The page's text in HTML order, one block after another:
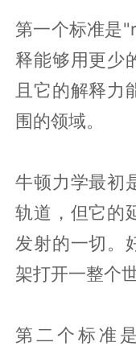
第一个标准是
释能够用更少
且它的解释力
围的领域。
牛顿力学最初
轨道，但它的
发射的一切。
架打开一整个世
第二个标准